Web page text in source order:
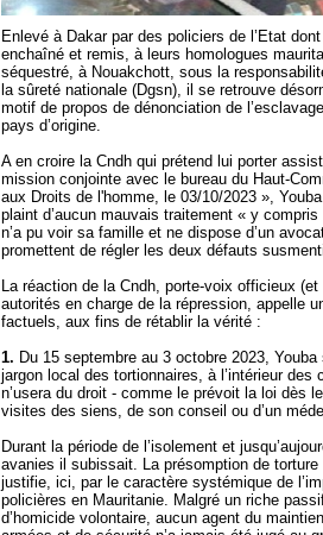
Enlevé à Dakar par des policiers de l’Etat
enchaîné et remis, à leurs homologues
séquestré, à Nouakchott, sous la
la sûreté nationale (Dgsn), il se retrouve
motif de propos de dénonciation de
pays d’origine.
A en croire la Cndh qui prétend lui porter
mission conjointe avec le bureau du Haut-
aux Droits de l'homme, le 03/10/2023 »,
plaint d’aucun mauvais traitement « y
n’a pu voir sa famille et ne dispose d’un
promettent de régler les deux défauts
La réaction de la Cndh, porte-voix officieux
autorités en charge de la répression, appelle
factuels, aux fins de rétablir la vérité :
1. Du 15 septembre au 3 octobre 2023,
jargon local des tortionnaires, à l’intérieur des
n’usera du droit - comme le prévoit la loi dès
visites des siens, de son conseil ou d’un
Durant la période de l’isolement et
avanies il subissait. La présomption de
justifie, ici, par le caractère systémique de
policières en Mauritanie. Malgré un riche
d’homicide volontaire, aucun agent du